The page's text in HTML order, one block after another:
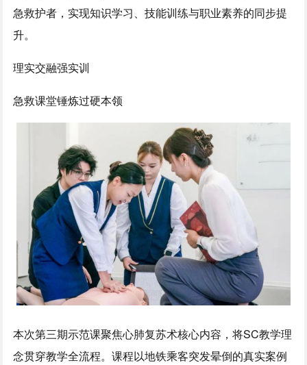
急救护者，实现知识学习、技能训练与职业素养的同步提
升。
理实交融强实训
急救课堂锤炼过硬本领
本次第三期示范课聚焦心肺复苏术核心内容，将SC教学理
念贯穿教学全流程。课程以地铁乘客突发晕倒的真实案例